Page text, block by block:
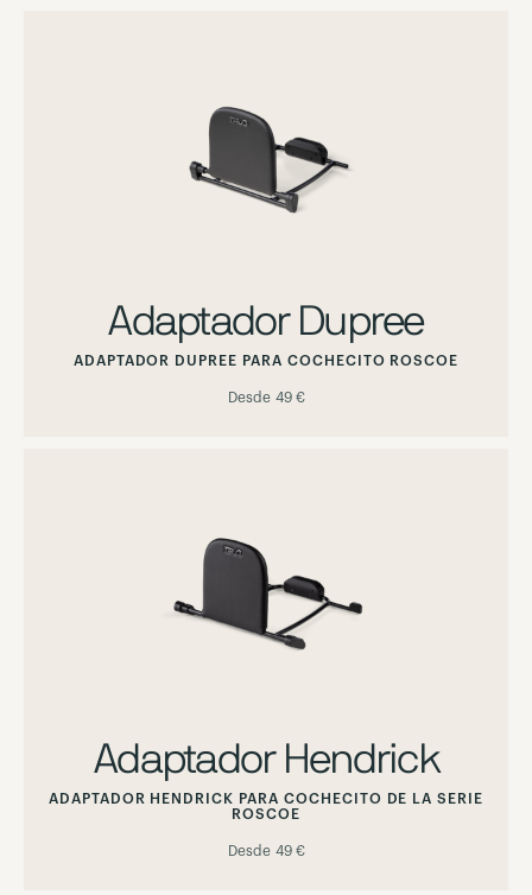
Adaptador Dupree
ADAPTADOR DUPREE PARA COCHECITO ROSCOE
Desde 49 €
Adaptador Hendrick
ADAPTADOR HENDRICK PARA COCHECITO DE LA SERIE
ROSCOE
Desde 49 €